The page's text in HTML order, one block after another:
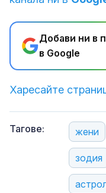
Добави ни в
в Google
Харесайте
Тагове: жени
зодия